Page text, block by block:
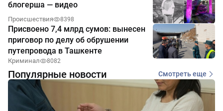
блогерша — видео
Происшествия 8398
Присвоено 7,4 млрд сумов: вынесен
приговор по делу об обрушении
путепровода в Ташкенте
Криминал 8082
Популярные новости Смотреть еще